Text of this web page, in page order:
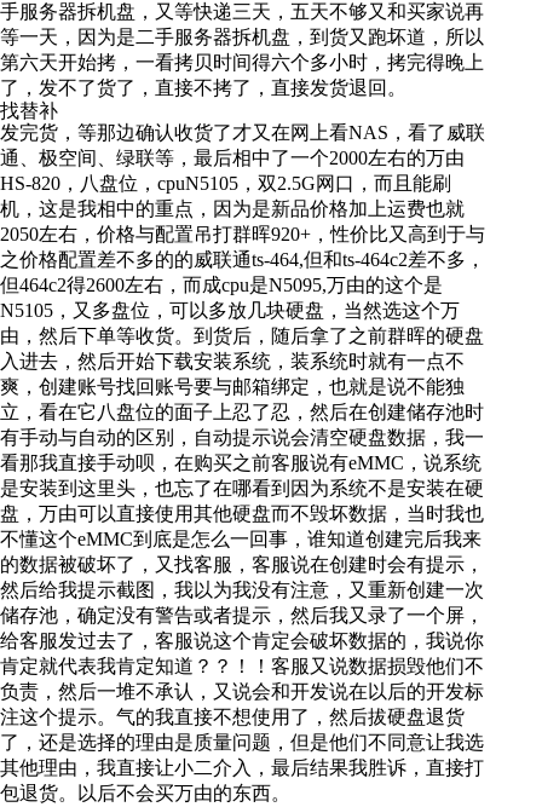
手服务器拆机盘，又等快递三天，五天不够又和买家说再
等一天，因为是二手服务器拆机盘，到货又跑坏道，所以
第六天开始拷，一看拷贝时间得六个多小时，拷完得晚上
了，发不了货了，直接不拷了，直接发货退回。
找替补
发完货，等那边确认收货了才又在网上看NAS，看了威联
通、极空间、绿联等，最后相中了一个2000左右的万由
HS-820，八盘位，cpuN5105，双2.5G网口，而且能刷
机，这是我相中的重点，因为是新品价格加上运费也就
2050左右，价格与配置吊打群晖920+，性价比又高到于与
之价格配置差不多的的威联通ts-464,但和ts-464c2差不多，
但464c2得2600左右，而成cpu是N5095,万由的这个是
N5105，又多盘位，可以多放几块硬盘，当然选这个万
由，然后下单等收货。到货后，随后拿了之前群晖的硬盘
入进去，然后开始下载安装系统，装系统时就有一点不
爽，创建账号找回账号要与邮箱绑定，也就是说不能独
立，看在它八盘位的面子上忍了忍，然后在创建储存池时
有手动与自动的区别，自动提示说会清空硬盘数据，我一
看那我直接手动呗，在购买之前客服说有eMMC，说系统
是安装到这里头，也忘了在哪看到因为系统不是安装在硬
盘，万由可以直接使用其他硬盘而不毁坏数据，当时我也
不懂这个eMMC到底是怎么一回事，谁知道创建完后我来
的数据被破坏了，又找客服，客服说在创建时会有提示，
然后给我提示截图，我以为我没有注意，又重新创建一次
储存池，确定没有警告或者提示，然后我又录了一个屏，
给客服发过去了，客服说这个肯定会破坏数据的，我说你
肯定就代表我肯定知道？？！！客服又说数据损毁他们不
负责，然后一堆不承认，又说会和开发说在以后的开发标
注这个提示。气的我直接不想使用了，然后拔硬盘退货
了，还是选择的理由是质量问题，但是他们不同意让我选
其他理由，我直接让小二介入，最后结果我胜诉，直接打
包退货。以后不会买万由的东西。